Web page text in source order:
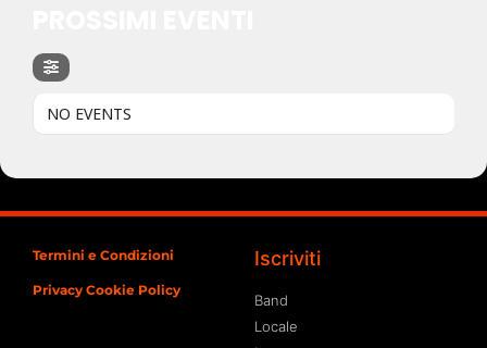
NO EVENTS
Termini e Condizioni
Privacy Cookie Policy
Iscriviti
Band
Locale